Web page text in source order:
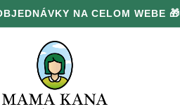
NA CELOM WEBE 🎁